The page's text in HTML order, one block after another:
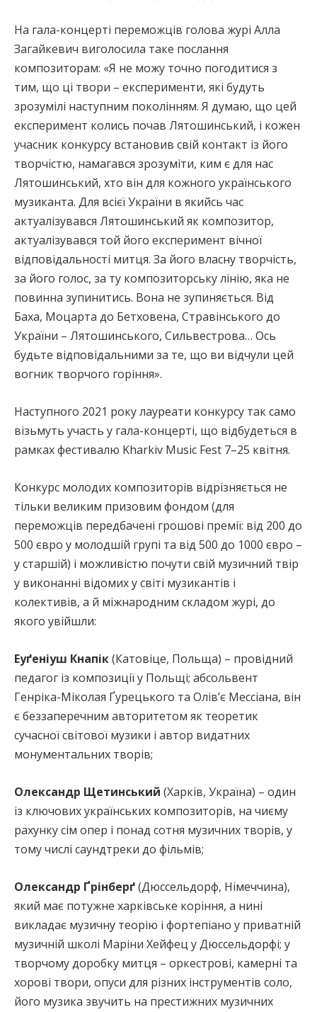
На гала-концерті переможців голова журі Алла
Загайкевич виголосила таке послання
композиторам: «Я не можу точно погодитися з
тим, що ці твори – експерименти, які будуть
зрозумілі наступним поколінням. Я думаю, що цей
експеримент колись почав Лятошинський, і кожен
учасник конкурсу встановив свій контакт із його
творчістю, намагався зрозуміти, ким є для нас
Лятошинський, хто він для кожного українського
музиканта. Для всієї України в якийсь час
актуалізувався Лятошинський як композитор,
актуалізувався той його експеримент вічної
відповідальності митця. За його власну творчість,
за його голос, за ту композиторську лінію, яка не
повинна зупинитись. Вона не зупиняється. Від
Баха, Моцарта до Бетховена, Стравінського до
України – Лятошинського, Сильвестрова… Ось
будьте відповідальними за те, що ви відчули цей
вогник творчого горіння».
Наступного 2021 року лауреати конкурсу так само
візьмуть участь у гала-концерті, що відбудеться в
рамках фестивалю Kharkiv Music Fest 7–25 квітня.
Конкурс молодих композиторів відрізняється не
тільки великим призовим фондом (для
переможців передбачені грошові премії: від 200 до
500 євро у молодшій групі та від 500 до 1000 євро –
у старшій) і можливістю почути свій музичний твір
у виконанні відомих у світі музикантів і
колективів, а й міжнародним складом журі, до
якого увійшли:
Еуґеніуш Кнапік(Катовіце, Польща) – провідний
педагог із композиції у Польщі; абсольвент
Генріка-Міколая Ґурецького та Олів’є Мессіана, він
є беззаперечним авторитетом як теоретик
сучасної світової музики і автор видатних
монументальних творів;
Олександр Щетинський (Харків, Україна) – один
із ключових українських композиторів, на чиєму
рахунку сім опер і понад сотня музичних творів, у
тому числі саундтреки до фільмів;
Олександр Ґрінберґ(Дюссельдорф, Німеччина),
який має потужне харківське коріння, а нині
викладає музичну теорію і фортепіано у приватній
музичній школі Маріни Хейфец у Дюссельдорфі; у
творчому доробку митця – оркестрові, камерні та
хорові твори, опуси для різних інструментів соло,
його музика звучить на престижних музичних